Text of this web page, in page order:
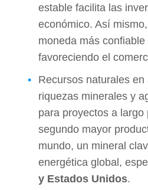
estable facilita las
económico. Así
moneda más confiable
favoreciendo el
Recursos naturales
riquezas minerales y
para proyectos a largo
segundo mayor
mundo, un mineral
energética global,
y Estados Unidos.